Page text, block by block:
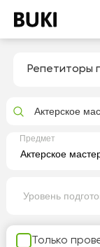
Репетиторы
Только
Актерское
Предмет
Уровень